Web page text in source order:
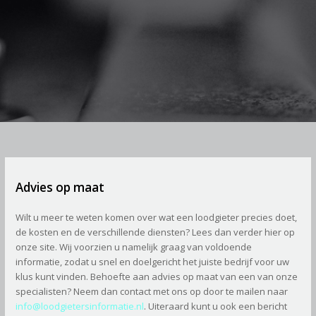
gratis
Alleen
erkende
loodgieters Lage
prijs
Advies op maat
Wilt u meer te weten komen over wat een loodgieter precies doet,
de kosten en de verschillende diensten? Lees dan verder hier op
onze site. Wij voorzien u namelijk graag van voldoende
informatie, zodat u snel en doelgericht het juiste bedrijf voor uw
klus kunt vinden. Behoefte aan advies op maat van een van onze
specialisten? Neem dan contact met ons op door te mailen naar
info@loodgietersinformatie.nl. Uiteraard kunt u ook een bericht